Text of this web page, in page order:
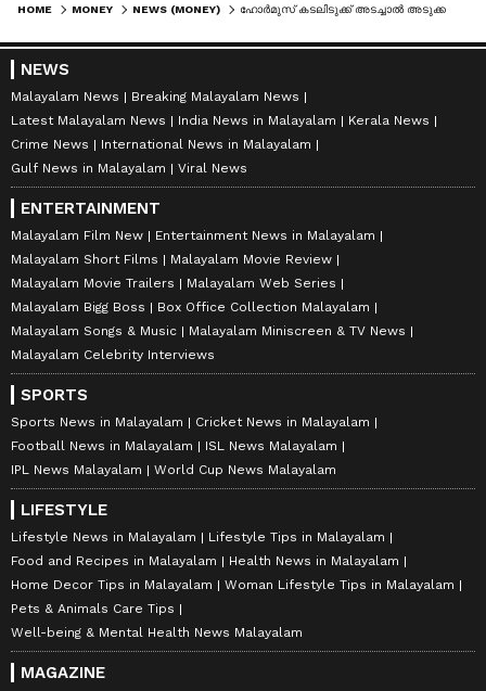
HOME MONEY NEWS (MONEY)
NEWS
Malayalam News
Breaking Malayalam News
Latest Malayalam News
India News in Malayalam
Kerala News
Crime News
International News in Malayalam
Gulf News in Malayalam
Viral News
ENTERTAINMENT
Malayalam Film New
Entertainment News in Malayalam
Malayalam Short Films
Malayalam Movie Review
Malayalam Movie Trailers
Malayalam Web Series
Malayalam Bigg Boss
Box Office Collection Malayalam
Malayalam Songs & Music
Malayalam Miniscreen & TV News
Malayalam Celebrity Interviews
SPORTS
Sports News in Malayalam
Cricket News in Malayalam
Football News in Malayalam
ISL News Malayalam
IPL News Malayalam
World Cup News Malayalam
LIFESTYLE
Lifestyle News in Malayalam
Lifestyle Tips in Malayalam
Food and Recipes in Malayalam
Health News in Malayalam
Home Decor Tips in Malayalam
Woman Lifestyle Tips in Malayalam
Pets & Animals Care Tips
Well-being & Mental Health News Malayalam
MAGAZINE